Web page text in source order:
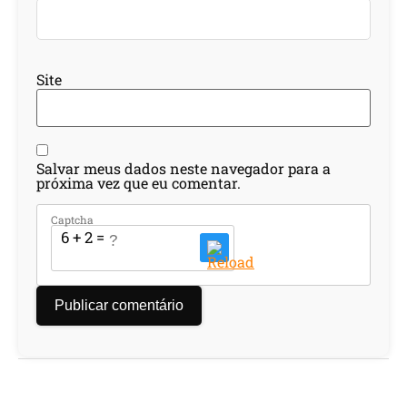
Site
Salvar meus dados neste navegador para a
próxima vez que eu comentar.
Captcha
6 + 2 = ?